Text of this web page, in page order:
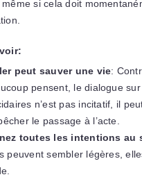
même si cela doit
peut sauver une vie:
pensent, le dialogue
n’est pas incitatif, il
le passage à l’acte.
toutes les intentions au
peuvent sembler légères,